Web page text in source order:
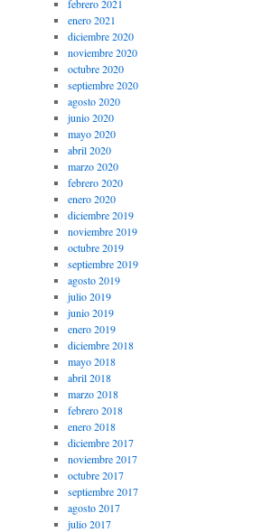
febrero 2021
enero 2021
diciembre 2020
noviembre 2020
octubre 2020
septiembre 2020
agosto 2020
junio 2020
mayo 2020
abril 2020
marzo 2020
febrero 2020
enero 2020
diciembre 2019
noviembre 2019
octubre 2019
septiembre 2019
agosto 2019
julio 2019
junio 2019
enero 2019
diciembre 2018
mayo 2018
abril 2018
marzo 2018
febrero 2018
enero 2018
diciembre 2017
noviembre 2017
octubre 2017
septiembre 2017
agosto 2017
julio 2017